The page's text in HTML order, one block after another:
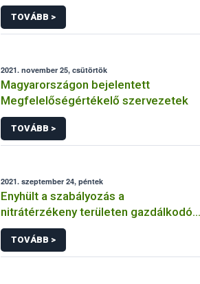
TOVÁBB >
2021. november 25, csütörtök
Magyarországon bejelentett
Megfelelőségértékelő szervezetek
TOVÁBB >
2021. szeptember 24, péntek
Enyhült a szabályozás a
nitrátérzékeny területen gazdálkodók
esetében
TOVÁBB >